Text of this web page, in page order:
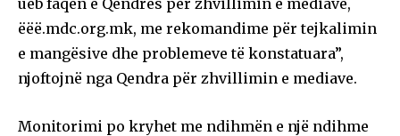
ëëë.mdc.org.mk, me rekomandime për tejkalimin
e mangësive dhe problemeve të konstatuara”,
njoftojnë nga Qendra për zhvillimin e mediave.
Monitorimi po kryhet me ndihmën e një ndihme